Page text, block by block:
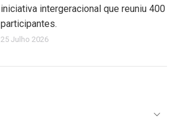
iniciativa intergeracional que reuniu 400
participantes.
25 Julho 2026